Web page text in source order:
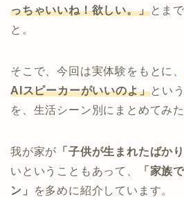
っちゃいいね！欲しい。」とま
と。
そこで、今回は実体験をもとに、
AIスピーカーがいいのよ」とい
を、生活シーン別にまとめてみ
我が家が 「子供が生まれたばかり
いということもあって、
「家族
ン」
を多めに紹介しています。